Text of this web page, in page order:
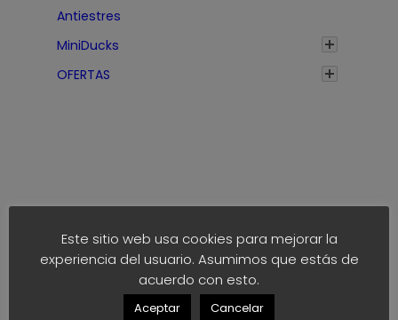
7
Antiestres
MiniDucks
OFERTAS
40k akaro dice anime block
blood bowl bloodbowl
Este sitio web usa cookies para mejorar la
experiencia del usuario. Asumimos que estás de
acuerdo con esto.
Aceptar Cancelar